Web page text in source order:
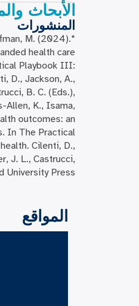
الأبحاث
المنشورات
M. (2024).
health care
Playbook III:
D., Jackson, A.,
B. C. (Eds.),
Allen, K., Isama,
outcomes: an
In The Practical
Cilenti, D.,
J. L., Castrucci,
University Press.
المواقع